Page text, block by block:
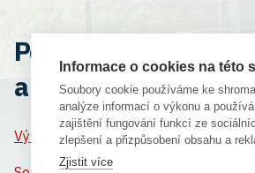
Pomáháme firmám
a provozem tiskáren
Výběr správné tiskárny a plotru
Informace o cookies na této
Soubory cookie používáme ke
analýze informací o výkonu a
zajištění fungování funkcí ze
zlepšení a přizpůsobení obsahu a
Zjistit více